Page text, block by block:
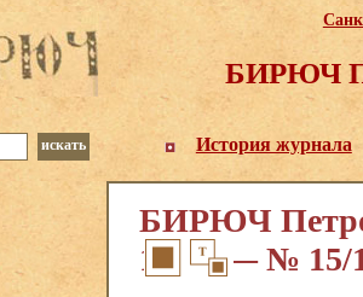
БИРЮЧ
История журнала
искать
БИРЮЧ
1919. — № 15/